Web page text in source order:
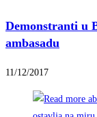
Demonstranti u
ambasadu
11/12/2017